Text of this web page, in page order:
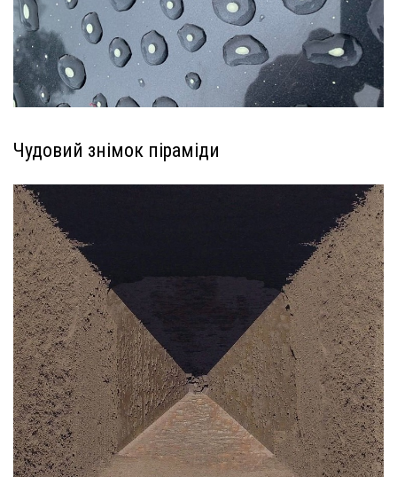
Чудовий знімок піраміди